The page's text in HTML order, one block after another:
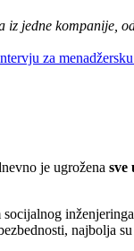
jedne kompanije,
za
je ugrožena sve
najbolja